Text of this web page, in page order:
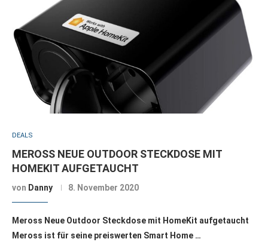
DEALS
MEROSS NEUE OUTDOOR STECKDOSE MIT
HOMEKIT AUFGETAUCHT
von Danny 8. November 2020
Meross Neue Outdoor Steckdose mit HomeKit aufgetaucht
Meross ist für seine preiswerten Smart Home …